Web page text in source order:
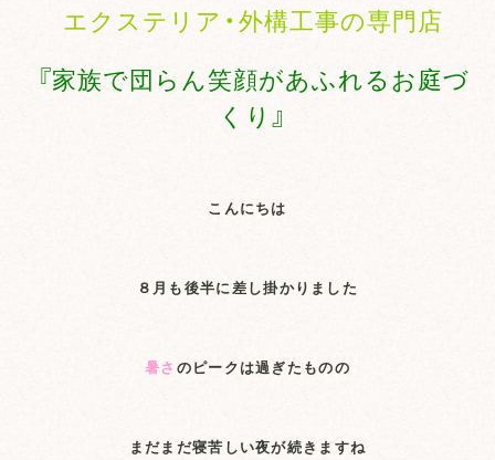
エクステリア・外構工事の専門店
『家族で団らん笑顔があふれるお庭づ
くり』
こんにちは
８月も後半に差し掛かりました
暑さ のピークは過ぎたものの
まだまだ寝苦しい夜が続きますね